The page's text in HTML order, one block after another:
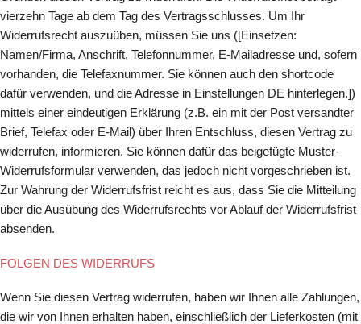
vierzehn Tage ab dem Tag des Vertragsschlusses. Um Ihr
Widerrufsrecht auszuüben, müssen Sie uns ([Einsetzen:
Namen/Firma, Anschrift, Telefonnummer, E-Mailadresse und, sofern
vorhanden, die Telefaxnummer. Sie können auch den shortcode
dafür verwenden, und die Adresse in Einstellungen DE hinterlegen.])
mittels einer eindeutigen Erklärung (z.B. ein mit der Post versandter
Brief, Telefax oder E-Mail) über Ihren Entschluss, diesen Vertrag zu
widerrufen, informieren. Sie können dafür das beigefügte Muster-
Widerrufsformular verwenden, das jedoch nicht vorgeschrieben ist.
Zur Wahrung der Widerrufsfrist reicht es aus, dass Sie die Mitteilung
über die Ausübung des Widerrufsrechts vor Ablauf der Widerrufsfrist
absenden.
FOLGEN DES WIDERRUFS
Wenn Sie diesen Vertrag widerrufen, haben wir Ihnen alle Zahlungen,
die wir von Ihnen erhalten haben, einschließlich der Lieferkosten (mit